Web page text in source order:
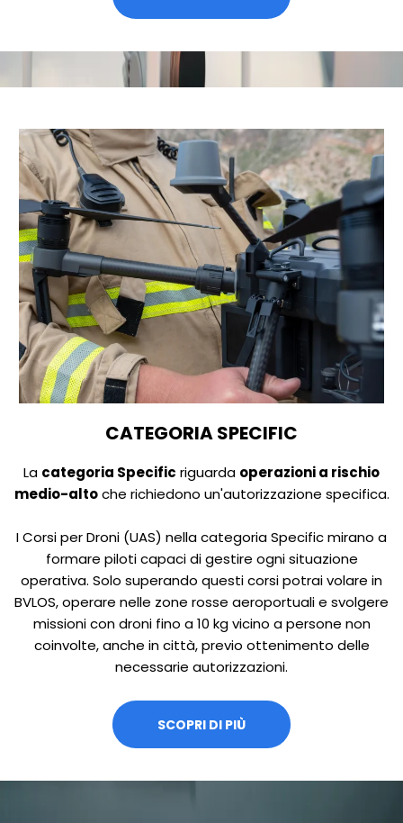
CATEGORIA SPECIFIC
La categoria Specific riguarda operazioni a rischio
medio-altoche richiedono un'autorizzazione specifica.
I Corsi per Droni (UAS) nella categoria Specific mirano a
formare piloti capaci di gestire ogni situazione
operativa. Solo superando questi corsi potrai volare in
BVLOS, operare nelle zone rosse aeroportuali e svolgere
missioni con droni fino a 10 kg vicino a persone non
coinvolte, anche in città, previo ottenimento delle
necessarie autorizzazioni.
SCOPRI DI PIÙ